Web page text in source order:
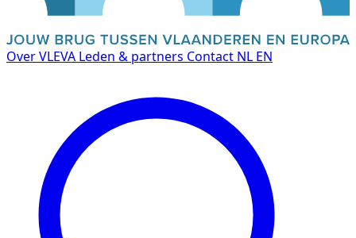
Over VLEVA Leden & partners Contact NL EN